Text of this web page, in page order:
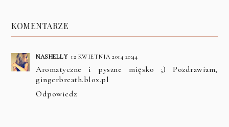
KOMENTARZE
NASHELLY 12 KWIETNIA 2014 20:44
Aromatyczne i pyszne mięsko ;) Pozdrawiam,
gingerbreath.blox.pl
Odpowiedz